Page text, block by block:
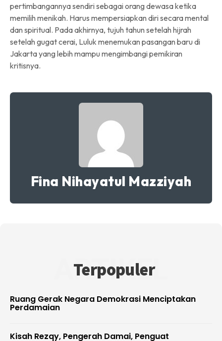
pertimbangannya sendiri sebagai orang dewasa ketika
memilih menikah. Harus mempersiapkan diri secara mental
dan spiritual. Pada akhirnya, tujuh tahun setelah hijrah
setelah gugat cerai, Luluk menemukan pasangan baru di
Jakarta yang lebih mampu mengimbangi pemikiran
kritisnya.
Fina Nihayatul Mazziyah
Terpopuler
ARTIKEL
Ruang Gerak Negara Demokrasi Menciptakan
Perdamaian
Kisah Rezqy, Pengerah Damai, Penguat